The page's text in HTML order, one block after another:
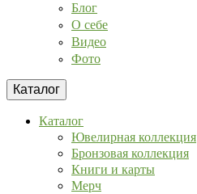
Блог
О себе
Видео
Фото
Каталог
Каталог
Ювелирная коллекция
Бронзовая коллекция
Книги и карты
Мерч